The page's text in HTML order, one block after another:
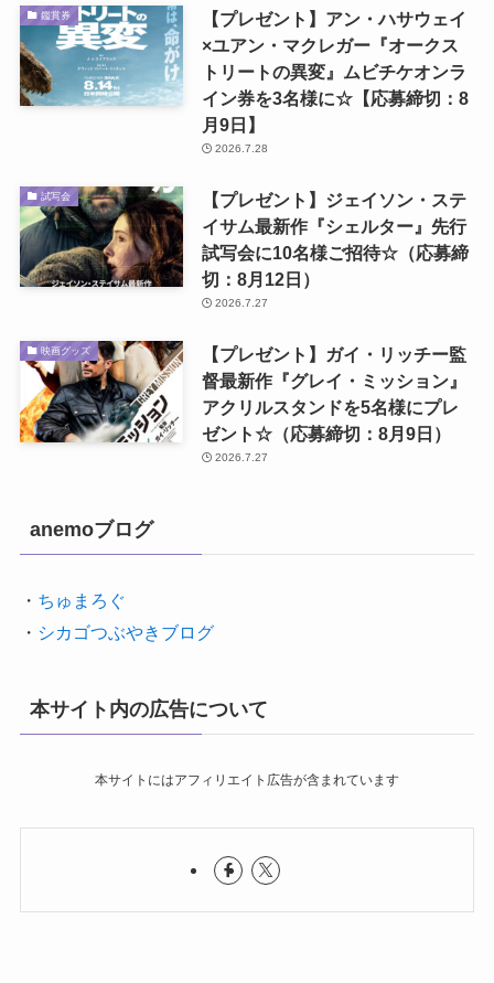
鑑賞券
【プレゼント】アン・ハサウェイ
×ユアン・マクレガー『オークス
トリートの異変』ムビチケオンラ
イン券を3名様に☆【応募締切：8
月9日】
2026.7.28
試写会
【プレゼント】ジェイソン・ステ
イサム最新作『シェルター』先行
試写会に10名様ご招待☆（応募締
切：8月12日）
2026.7.27
映画グッズ
【プレゼント】ガイ・リッチー監
督最新作『グレイ・ミッション』
アクリルスタンドを5名様にプレ
ゼント☆（応募締切：8月9日）
2026.7.27
anemoブログ
・ ちゅまろぐ
・ シカゴつぶやきブログ
本サイト内の広告について
本サイトにはアフィリエイト広告が含まれています